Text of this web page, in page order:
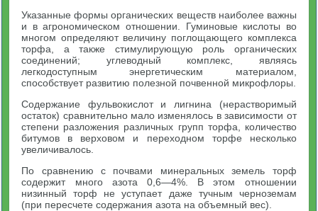
Указанные формы органических веществ наиболее важны
и в агрономическом отношении. Гуминовые кислоты во
многом определяют величину поглощающего комплекса
торфа, а также стимулирующую роль органических
соединений; углеводный комплекс, являясь
легкодоступным энергетическим материалом,
способствует развитию полезной почвенной микрофлоры.
Содержание фульвокислот и лигнина (нерастворимый
остаток) сравнительно мало изменялось в зависимости от
степени разложения различных групп торфа, количество
битумов в верховом и переходном торфе несколько
увеличивалось.
По сравнению с почвами минеральных земель торф
содержит много азота 0,6—4%. В этом отношении
низинный торф не уступает даже тучным черноземам
(при пересчете содержания азота на объемный вес).